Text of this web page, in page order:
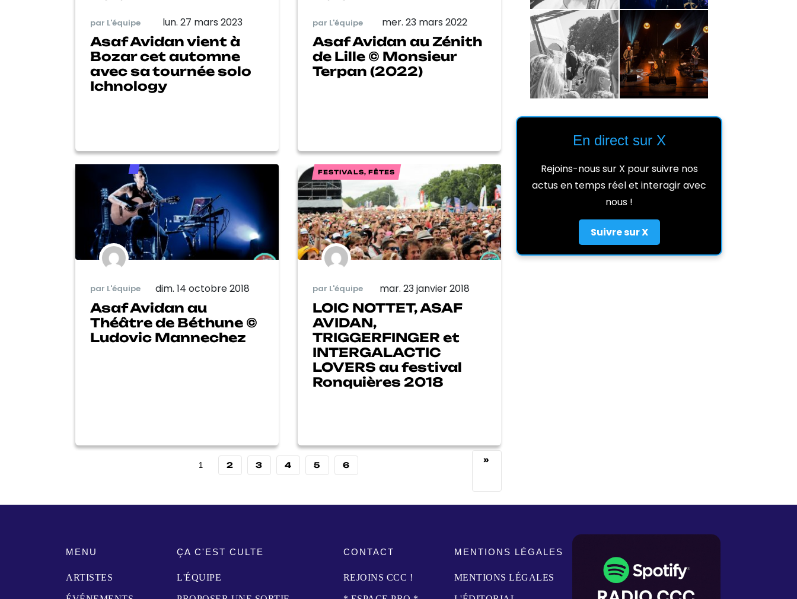
par L'équipe lun. 27 mars 2023
Asaf Avidan vient à
Bozar cet automne
avec sa tournée solo
Ichnology
par L'équipe mer. 23 mars 2022
Asaf Avidan au Zénith
de Lille © Monsieur
Terpan (2022)
par L'équipe dim. 14 octobre 2018
Asaf Avidan au
Théâtre de Béthune ©
Ludovic Mannechez
FESTIVALS, FÊTES
par L'équipe mar. 23 janvier 2018
LOIC NOTTET, ASAF
AVIDAN,
TRIGGERFINGER et
INTERGALACTIC
LOVERS au festival
Ronquières 2018
1 2 3 4 5 6
»
En direct sur X
Rejoins-nous sur X pour suivre nos
actus en temps réel et interagir avec
nous !
Suivre sur X
MENU
ARTISTES
ÇA C'EST CULTE
L'ÉQUIPE
CONTACT
REJOINS CCC !
MENTIONS LÉGALES
MENTIONS LÉGALES